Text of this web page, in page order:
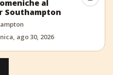
al
Southampton
ago 30, 2026